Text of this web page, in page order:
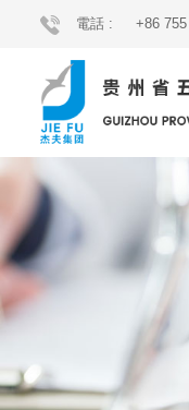
電話 : +86